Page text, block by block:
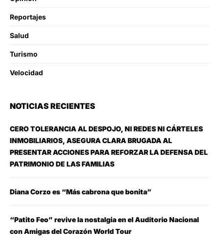
Reportajes
Salud
Turismo
Velocidad
NOTICIAS RECIENTES
CERO TOLERANCIA AL DESPOJO, NI REDES NI CÁRTELES
INMOBILIARIOS, ASEGURA CLARA BRUGADA AL
PRESENTAR ACCIONES PARA REFORZAR LA DEFENSA DEL
PATRIMONIO DE LAS FAMILIAS
Diana Corzo es “Más cabrona que bonita”
“Patito Feo” revive la nostalgia en el Auditorio Nacional
con Amigas del Corazón World Tour